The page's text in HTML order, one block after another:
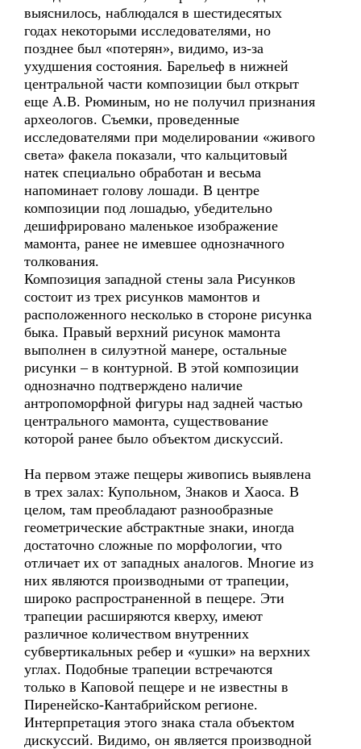
выяснилось, наблюдался в шестидесятых
годах некоторыми исследователями, но
позднее был «потерян», видимо, из-за
ухудшения состояния. Барельеф в нижней
центральной части композиции был открыт
еще А.В. Рюминым, но не получил признания
археологов. Съемки, проведенные
исследователями при моделировании «живого
света» факела показали, что кальцитовый
натек специально обработан и весьма
напоминает голову лошади. В центре
композиции под лошадью, убедительно
дешифрировано маленькое изображение
мамонта, ранее не имевшее однозначного
толкования.
Композиция западной стены зала Рисунков
состоит из трех рисунков мамонтов и
расположенного несколько в стороне рисунка
быка. Правый верхний рисунок мамонта
выполнен в силуэтной манере, остальные
рисунки – в контурной. В этой композиции
однозначно подтверждено наличие
антропоморфной фигуры над задней частью
центрального мамонта, существование
которой ранее было объектом дискуссий.
На первом этаже пещеры живопись выявлена
в трех залах: Купольном, Знаков и Хаоса. В
целом, там преобладают разнообразные
геометрические абстрактные знаки, иногда
достаточно сложные по морфологии, что
отличает их от западных аналогов. Многие из
них являются производными от трапеции,
широко распространенной в пещере. Эти
трапеции расширяются кверху, имеют
различное количеством внутренних
субвертикальных ребер и «ушки» на верхних
углах. Подобные трапеции встречаются
только в Каповой пещере и не известны в
Пиренейско-Кантабрийском регионе.
Интерпретация этого знака стала объектом
дискуссий. Видимо, он является производной